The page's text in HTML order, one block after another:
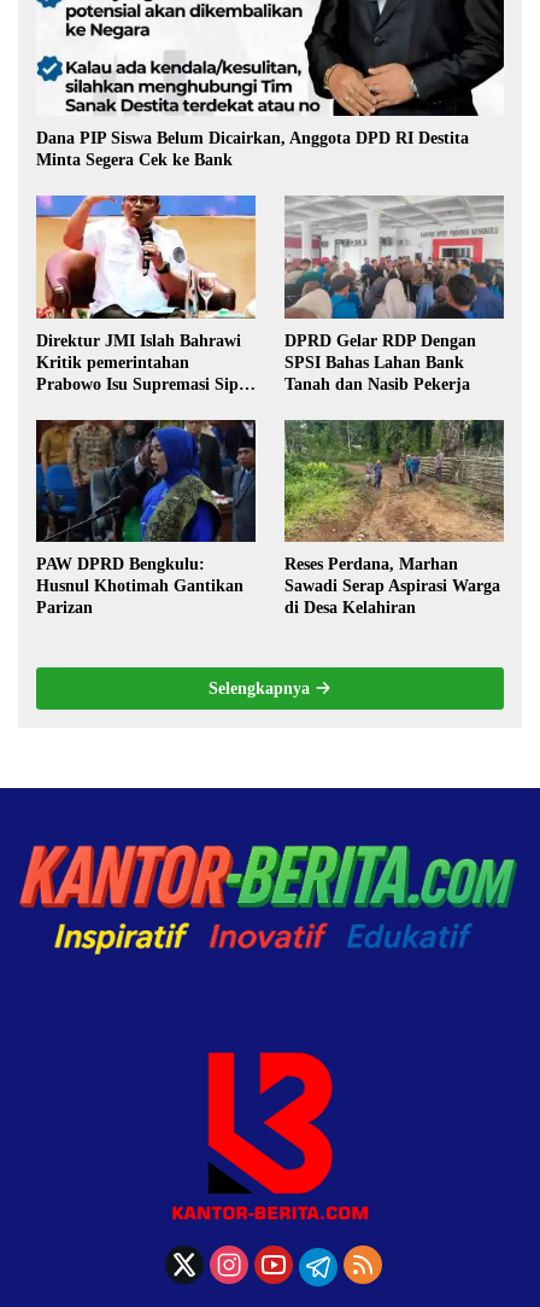
Dana PIP Siswa Belum Dicairkan, Anggota DPD RI Destita
Minta Segera Cek ke Bank
Direktur JMI Islah Bahrawi
Kritik pemerintahan
Prabowo Isu Supremasi Sipil,
Pilkada oleh DPRD
DPRD Gelar RDP Dengan
SPSI Bahas Lahan Bank
Tanah dan Nasib Pekerja
PAW DPRD Bengkulu:
Husnul Khotimah Gantikan
Parizan
Reses Perdana, Marhan
Sawadi Serap Aspirasi Warga
di Desa Kelahiran
Selengkapnya